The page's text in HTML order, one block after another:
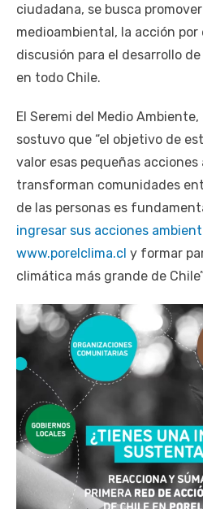
ciudadana, se busca
medioambiental, la acción por
discusión para el desarrollo
en todo Chile.
El Seremi del Medio Ambiente,
sostuvo que “el objetivo de
valor esas pequeñas
transforman comunidades
de las personas es
ingresar sus acciones
www.porelclima.cl y formar
climática más grande de